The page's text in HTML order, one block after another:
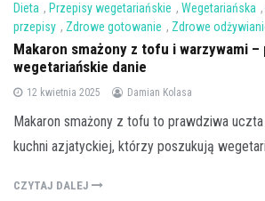
Dieta , Przepisy wegetariańskie , Wegetariańska ,
przepisy , Zdrowe gotowanie , Zdrowe
Makaron smażony z tofu i warzywami –
wegetariańskie danie
12 kwietnia 2025 Damian Kolasa
Makaron smażony z tofu to prawdziwa uczta
kuchni azjatyckiej, którzy poszukują
CZYTAJ DALEJ